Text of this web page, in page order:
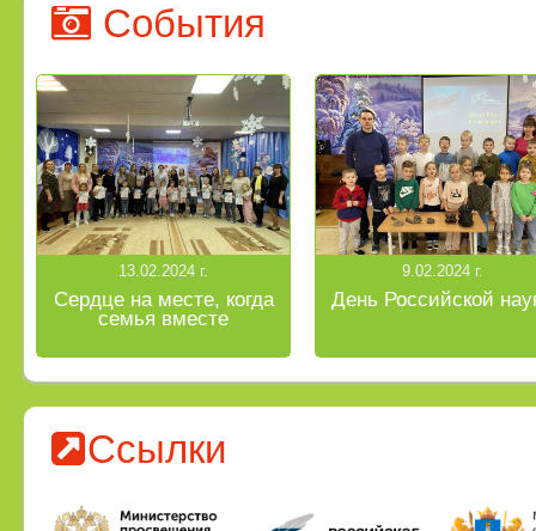
События
13.02.2024 г.
Сердце на месте, когда
семья вместе
9.02.2024 г.
День Российской
Ссылки